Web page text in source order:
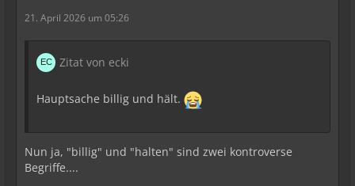
21. April 2026 um 05:26
Zitat von ecki
Hauptsache billig und hält.
Nun ja, "billig" und "halten" sind zwei kontroverse
Begriffe....